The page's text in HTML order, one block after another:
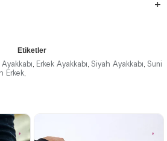
Etiketler
Ayakkabı, Erkek Ayakkabı, Siyah Ayakkabı, Suni
Erkek,